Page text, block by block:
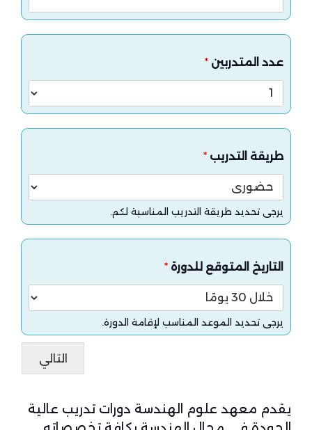
عدد المتدربين *
طريقة التدريب *
يرجى تحديد طريقة التدريب المناسبة لكم.
التاريخ المتوقع للدورة *
يرجى تحديد الموعد المناسب لإقامة الدورة.
التالي
يقدم معهد علوم الهندسة دورات تدريب عالية